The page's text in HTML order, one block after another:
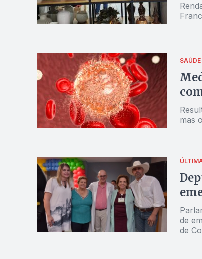
SAÚDE
mas
de
de